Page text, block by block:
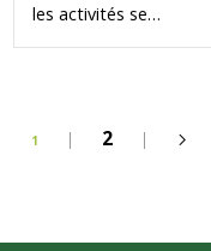
les activités se…
1 2